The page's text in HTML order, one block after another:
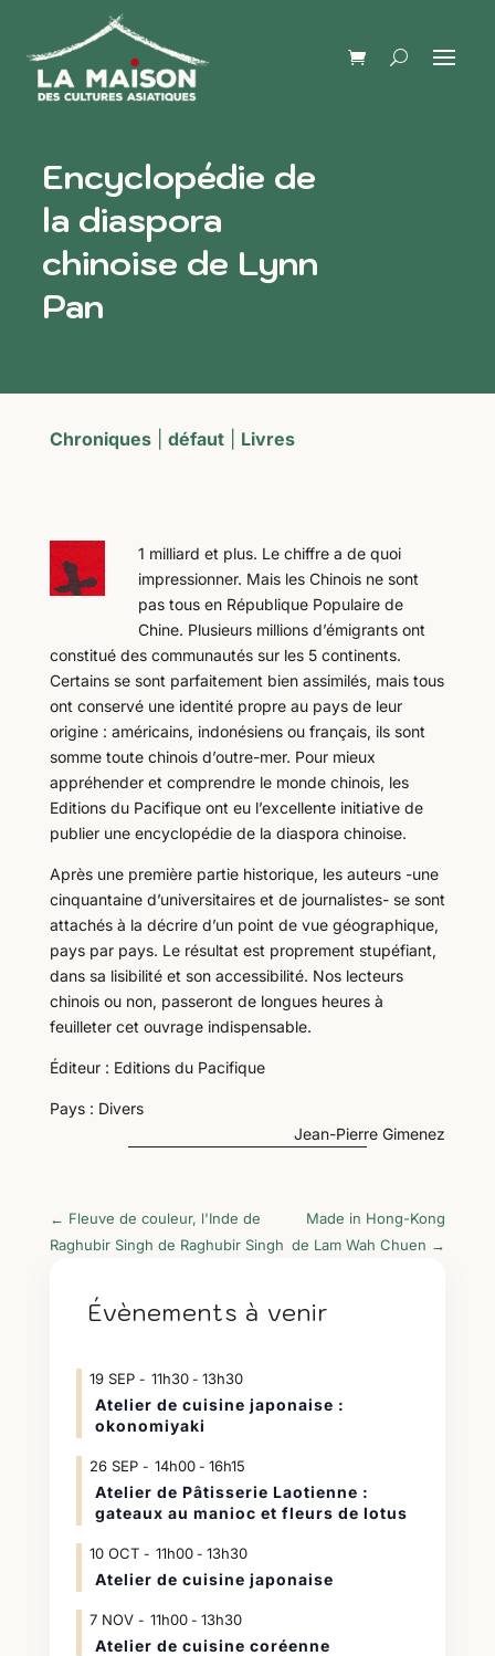
Encyclopédie de
la diaspora
chinoise de Lynn
Pan
Chroniques| défaut| Livres
1 milliard et plus. Le chiffre a de quoi
impressionner. Mais les Chinois ne sont
pas tous en République Populaire de
Chine. Plusieurs millions d’émigrants ont
constitué des communautés sur les 5 continents.
Certains se sont parfaitement bien assimilés, mais tous
ont conservé une identité propre au pays de leur
origine : américains, indonésiens ou français, ils sont
somme toute chinois d’outre-mer. Pour mieux
appréhender et comprendre le monde chinois, les
Editions du Pacifique ont eu l’excellente initiative de
publier une encyclopédie de la diaspora chinoise.
Après une première partie historique, les auteurs -une
cinquantaine d’universitaires et de journalistes- se sont
attachés à la décrire d’un point de vue géographique,
pays par pays. Le résultat est proprement stupéfiant,
dans sa lisibilité et son accessibilité. Nos lecteurs
chinois ou non, passeront de longues heures à
feuilleter cet ouvrage indispensable.
Éditeur : Editions du Pacifique
Pays : Divers
Jean-Pierre Gimenez
← Fleuve de couleur, l'Inde de
Raghubir Singh de Raghubir Singh
Made in Hong-Kong
de Lam Wah Chuen →
Évènements à venir
19 SEP 11h30- 13h30
Atelier de cuisine japonaise :
okonomiyaki
26 SEP 14h00- 16h15
Atelier de Pâtisserie Laotienne :
gateaux au manioc et fleurs de lotus
10 OCT 11h00- 13h30
Atelier de cuisine japonaise
7 NOV 11h00- 13h30
Atelier de cuisine coréenne